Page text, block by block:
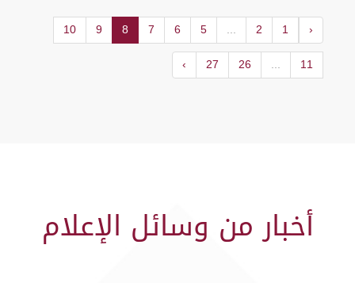
‹
1
2
...
5
6
7
8
9
10
11
...
26
27
›
أخبار من وسائل الإعلام